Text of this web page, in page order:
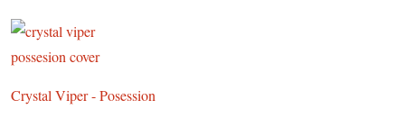
Crystal Viper - Posession